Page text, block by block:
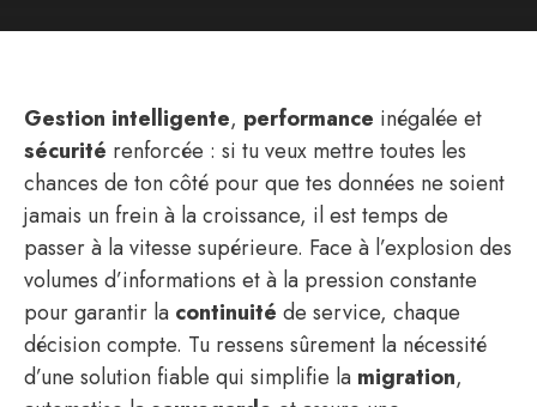
Gestion intelligente, performance inégalée et
sécurité renforcée : si tu veux mettre toutes les
chances de ton côté pour que tes données ne soient
jamais un frein à la croissance, il est temps de
passer à la vitesse supérieure. Face à l’explosion des
volumes d’informations et à la pression constante
pour garantir la continuité de service, chaque
décision compte. Tu ressens sûrement la nécessité
d’une solution fiable qui simplifie la migration,